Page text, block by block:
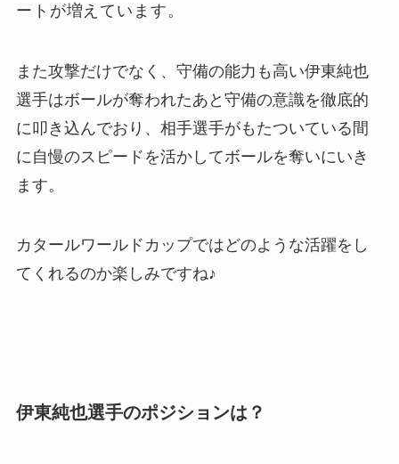
ートが増えています。
また攻撃だけでなく、守備の能力も高い伊東純也
選手はボールが奪われたあと守備の意識を徹底的
に叩き込んでおり、相手選手がもたついている間
に自慢のスピードを活かしてボールを奪いにいき
ます。
カタールワールドカップではどのような活躍をし
てくれるのか楽しみですね♪
伊東純也選手のポジションは？